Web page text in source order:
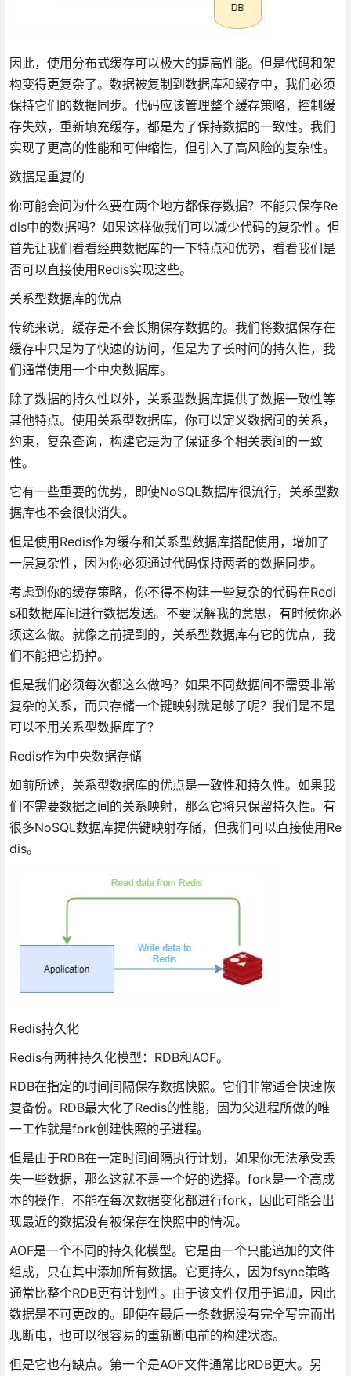
因此，使用分布式缓存可以极大的提高性能。但是代码和架
构变得更复杂了。数据被复制到数据库和缓存中，我们必须
保持它们的数据同步。代码应该管理整个缓存策略，控制缓
存失效，重新填充缓存，都是为了保持数据的一致性。我们
实现了更高的性能和可伸缩性，但引入了高风险的复杂性。
数据是重复的
你可能会问为什么要在两个地方都保存数据？不能只保存Re
dis中的数据吗？如果这样做我们可以减少代码的复杂性。但
首先让我们看看经典数据库的一下特点和优势，看看我们是
否可以直接使用Redis实现这些。
关系型数据库的优点
传统来说，缓存是不会长期保存数据的。我们将数据保存在
缓存中只是为了快速的访问，但是为了长时间的持久性，我
们通常使用一个中央数据库。
除了数据的持久性以外，关系型数据库提供了数据一致性等
其他特点。使用关系型数据库，你可以定义数据间的关系，
约束，复杂查询，构建它是为了保证多个相关表间的一致
性。
它有一些重要的优势，即使NoSQL数据库很流行，关系型数
据库也不会很快消失。
但是使用Redis作为缓存和关系型数据库搭配使用，增加了
一层复杂性，因为你必须通过代码保持两者的数据同步。
考虑到你的缓存策略，你不得不构建一些复杂的代码在Redi
s和数据库间进行数据发送。不要误解我的意思，有时候你必
须这么做。就像之前提到的，关系型数据库有它的优点，我
们不能把它扔掉。
但是我们必须每次都这么做吗？如果不同数据间不需要非常
复杂的关系，而只存储一个键映射就足够了呢？我们是不是
可以不用关系型数据库了？
Redis作为中央数据存储
如前所述，关系型数据库的优点是一致性和持久性。如果我
们不需要数据之间的关系映射，那么它将只保留持久性。有
很多NoSQL数据库提供键映射存储，但我们可以直接使用Re
dis。
Redis持久化
Redis有两种持久化模型：RDB和AOF。
RDB在指定的时间间隔保存数据快照。它们非常适合快速恢
复备份。RDB最大化了Redis的性能，因为父进程所做的唯
一工作就是fork创建快照的子进程。
但是由于RDB在一定时间间隔执行计划，如果你无法承受丢
失一些数据，那么这就不是一个好的选择。fork是一个高成
本的操作，不能在每次数据变化都进行fork，因此可能会出
现最近的数据没有被保存在快照中的情况。
AOF是一个不同的持久化模型。它是由一个只能追加的文件
组成，只在其中添加所有数据。它更持久，因为fsync策略
通常比整个RDB更有计划性。由于该文件仅用于追加，因此
数据是不可更改的。即使在最后一条数据没有完全写完而出
现断电，也可以很容易的重新断电前的构建状态。
但是它也有缺点。第一个是AOF文件通常比RDB更大。另